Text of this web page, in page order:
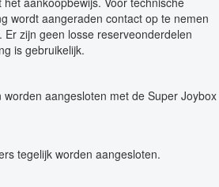
wordt aangeraden contact op te nemen
Er zijn geen losse reserveonderdelen
is gebruikelijk.
aangesloten met de Super Joybox
tegelijk worden aangesloten.